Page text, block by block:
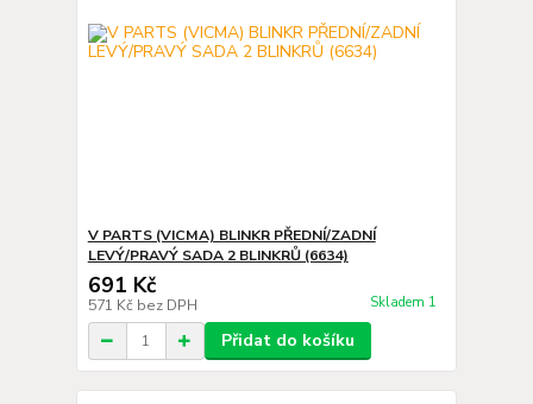
V PARTS (VICMA) BLINKR PŘEDNÍ/ZADNÍ
LEVÝ/PRAVÝ SADA 2 BLINKRŮ (6634)
691 Kč
571 Kč bez DPH Skladem 1
Přidat do košíku